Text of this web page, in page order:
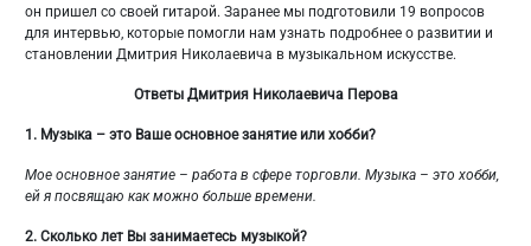
он пришел со своей гитарой. Заранее мы подготовили 19 вопросов
для интервью, которые помогли нам узнать подробнее о развитии и
становлении Дмитрия Николаевича в музыкальном искусстве.
Ответы Дмитрия Николаевича Перова
1. Музыка – это Ваше основное занятие или хобби?
Мое основное занятие – работа в сфере торговли. Музыка – это хобби,
ей я посвящаю как можно больше времени.
2. Сколько лет Вы занимаетесь музыкой?